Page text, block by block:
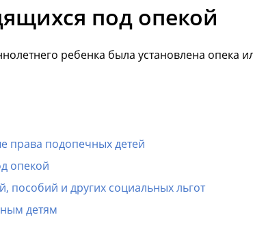
под опекой
ребенка была установлена опека
права подопечных детей
опекой
пособий и других социальных льгот
детям